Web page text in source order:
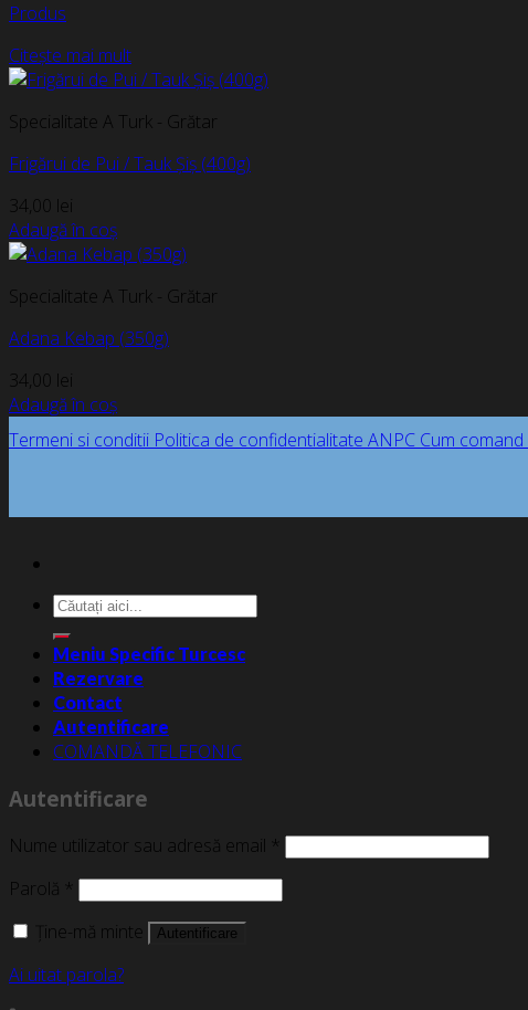
Produs
Citește mai mult
Specialitate A Turk - Grătar
Frigărui de Pui / Tauk Șiș (400g)
34,00 lei
Adaugă în coș
Specialitate A Turk - Grătar
Adana Kebap (350g)
34,00 lei
Adaugă în coș
Termeni si conditii Politica de confidentialitate ANPC Cum comand
Caută
după:
Meniu Specific Turcesc
Rezervare
Contact
Autentificare
COMANDĂ TELEFONIC
Autentificare
Nume utilizator sau adresă email *
Parolă *
Ține-mă minte
Autentificare
Ai uitat parola?